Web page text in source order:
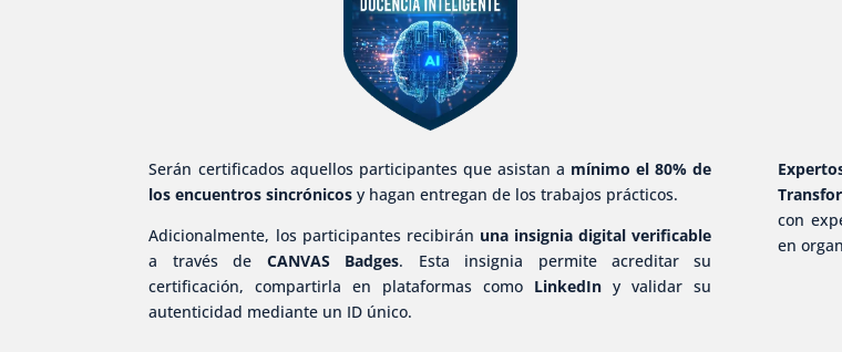
Serán certificados aquellos participantes que asistan a mínimo el 80% de
los encuentros sincrónicos y hagan entregan de los trabajos prácticos.
Adicionalmente, los participantes recibirán una insignia digital verificable
a través de CANVAS Badges. Esta insignia permite acreditar su
certificación, compartirla en plataformas como LinkedIn y validar su
autenticidad mediante un ID único.
con
en